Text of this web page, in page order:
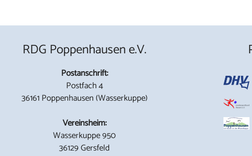
RDG Poppenhausen e.V.
Postanschrift:
Postfach 4
36161 Poppenhausen (Wasserkuppe)
Vereinsheim:
Wasserkuppe 950
36129 Gersfeld